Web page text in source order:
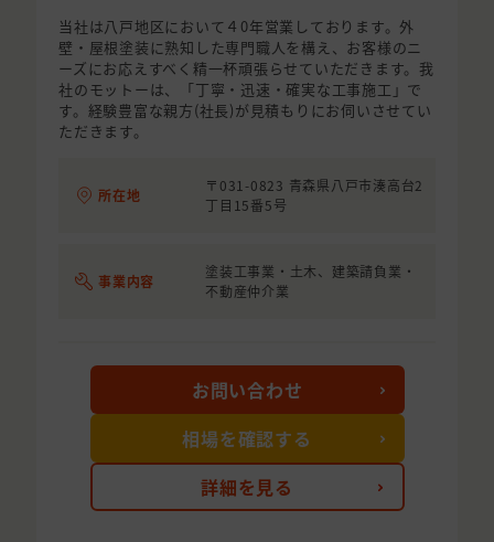
当社は八戸地区において４0年営業しております。外
壁・屋根塗装に熟知した専門職人を構え、お客様のニ
ーズにお応えすべく精一杯頑張らせていただきます。我
社のモットーは、「丁寧・迅速・確実な工事施工」で
す。経験豊富な親方(社長)が見積もりにお伺いさせてい
ただきます。
所在地
〒031-0823 青森県八戸市湊高台2
丁目15番5号
事業内容
塗装工事業・土木、建築請負業・
不動産仲介業
詳細を見る
お問い合わせ
相場を確認する